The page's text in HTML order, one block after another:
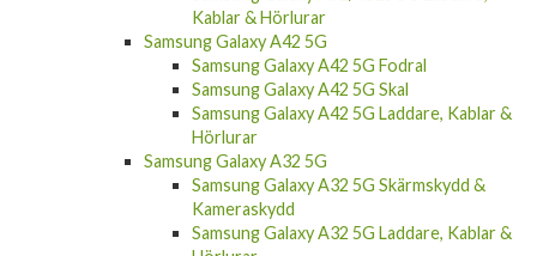
Samsung Galaxy A42 5G
Samsung Galaxy A42 5G Fodral
Samsung Galaxy A42 5G Skal
Samsung Galaxy A42 5G Laddare, Kablar &
Hörlurar
Samsung Galaxy A32 5G
Samsung Galaxy A32 5G Skärmskydd &
Kameraskydd
Samsung Galaxy A32 5G Laddare, Kablar &
Hörlurar